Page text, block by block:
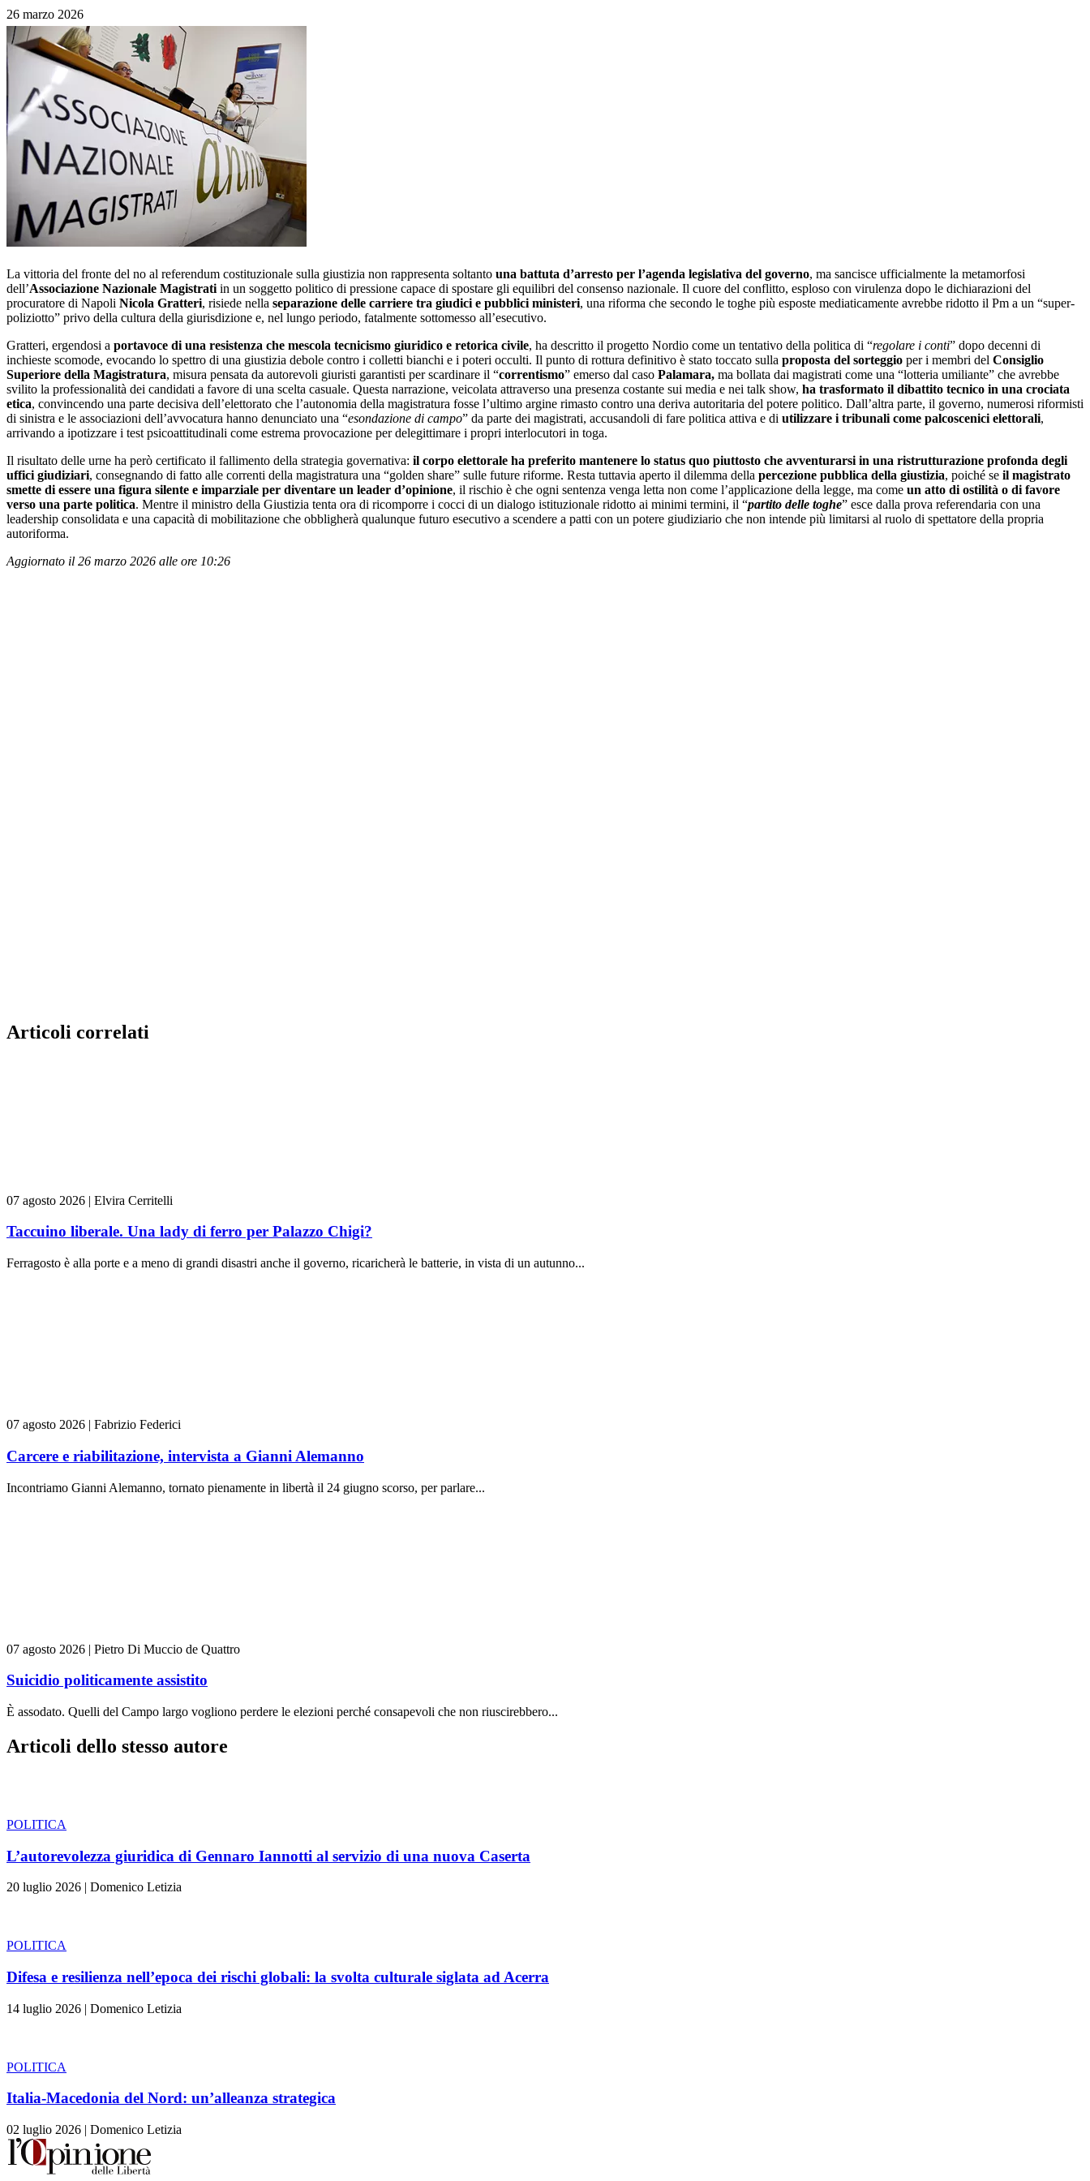
26 marzo 2026
La vittoria del fronte del no al referendum costituzionale sulla giustizia non rappresenta soltanto una battuta d’arresto per l’agenda legislativa del governo, ma sancisce ufficialmente la metamorfosi
dell’Associazione Nazionale Magistrati in un soggetto politico di pressione capace di spostare gli equilibri del consenso nazionale. Il cuore del conflitto, esploso con virulenza dopo le dichiarazioni del
procuratore di Napoli Nicola Gratteri, risiede nella separazione delle carriere tra giudici e pubblici ministeri, una riforma che secondo le toghe più esposte mediaticamente avrebbe ridotto il Pm a un “super-
poliziotto” privo della cultura della giurisdizione e, nel lungo periodo, fatalmente sottomesso all’esecutivo.
Gratteri, ergendosi a portavoce di una resistenza che mescola tecnicismo giuridico e retorica civile, ha descritto il progetto Nordio come un tentativo della politica di “regolare i conti” dopo decenni di
inchieste scomode, evocando lo spettro di una giustizia debole contro i colletti bianchi e i poteri occulti. Il punto di rottura definitivo è stato toccato sulla proposta del sorteggio per i membri del Consiglio
Superiore della Magistratura, misura pensata da autorevoli giuristi garantisti per scardinare il “correntismo” emerso dal caso Palamara, ma bollata dai magistrati come una “lotteria umiliante” che avrebbe
svilito la professionalità dei candidati a favore di una scelta casuale. Questa narrazione, veicolata attraverso una presenza costante sui media e nei talk show, ha trasformato il dibattito tecnico in una crociata
etica, convincendo una parte decisiva dell’elettorato che l’autonomia della magistratura fosse l’ultimo argine rimasto contro una deriva autoritaria del potere politico. Dall’altra parte, il governo, numerosi riformisti
di sinistra e le associazioni dell’avvocatura hanno denunciato una “esondazione di campo” da parte dei magistrati, accusandoli di fare politica attiva e di utilizzare i tribunali come palcoscenici elettorali,
arrivando a ipotizzare i test psicoattitudinali come estrema provocazione per delegittimare i propri interlocutori in toga.
Il risultato delle urne ha però certificato il fallimento della strategia governativa: il corpo elettorale ha preferito mantenere lo status quo piuttosto che avventurarsi in una ristrutturazione profonda degli
uffici giudiziari, consegnando di fatto alle correnti della magistratura una “golden share” sulle future riforme. Resta tuttavia aperto il dilemma della percezione pubblica della giustizia, poiché se il magistrato
smette di essere una figura silente e imparziale per diventare un leader d’opinione, il rischio è che ogni sentenza venga letta non come l’applicazione della legge, ma come un atto di ostilità o di favore
verso una parte politica. Mentre il ministro della Giustizia tenta ora di ricomporre i cocci di un dialogo istituzionale ridotto ai minimi termini, il “partito delle toghe” esce dalla prova referendaria con una
leadership consolidata e una capacità di mobilitazione che obbligherà qualunque futuro esecutivo a scendere a patti con un potere giudiziario che non intende più limitarsi al ruolo di spettatore della propria
autoriforma.
Aggiornato il 26 marzo 2026 alle ore 10:26
Articoli correlati
07 agosto 2026 | Elvira Cerritelli
Taccuino liberale. Una lady di ferro per Palazzo Chigi?
Ferragosto è alla porte e a meno di grandi disastri anche il governo, ricaricherà le batterie, in vista di un autunno...
07 agosto 2026 | Fabrizio Federici
Carcere e riabilitazione, intervista a Gianni Alemanno
Incontriamo Gianni Alemanno, tornato pienamente in libertà il 24 giugno scorso, per parlare...
07 agosto 2026 | Pietro Di Muccio de Quattro
Suicidio politicamente assistito
È assodato. Quelli del Campo largo vogliono perdere le elezioni perché consapevoli che non riuscirebbero...
Articoli dello stesso autore
POLITICA
L’autorevolezza giuridica di Gennaro Iannotti al servizio di una nuova Caserta
20 luglio 2026 | Domenico Letizia
POLITICA
Difesa e resilienza nell’epoca dei rischi globali: la svolta culturale siglata ad Acerra
14 luglio 2026 | Domenico Letizia
POLITICA
Italia-Macedonia del Nord: un’alleanza strategica
02 luglio 2026 | Domenico Letizia